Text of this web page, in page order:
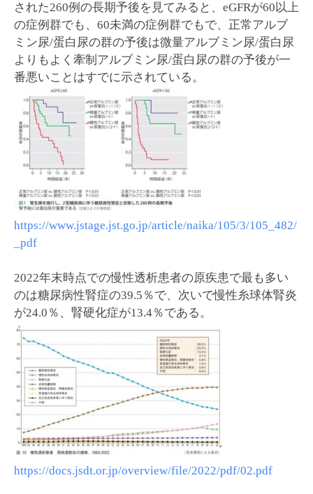
された260例の長期予後を見てみると、eGFRが60以上
の症例群でも、60未満の症例群でもで、正常アルブ
ミン尿/蛋白尿の群の予後は微量アルブミン尿/蛋白尿
よりもよく牽制アルブミン尿/蛋白尿の群の予後が一
番悪いことはすでに示されている。
https://www.jstage.jst.go.jp/article/naika/105/3/105_482/
_pdf
2022年末時点での慢性透析患者の原疾患で最も多い
のは糖尿病性腎症の39.5％で、次いで慢性糸球体腎炎
が24.0％、腎硬化症が13.4％である。
https://docs.jsdt.or.jp/overview/file/2022/pdf/02.pdf